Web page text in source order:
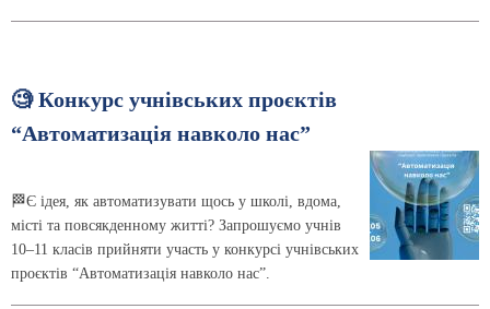
🧐 Конкурс учнівських проєктів
“Автоматизація навколо нас”
🏁Є ідея, як автоматизувати щось у школі, вдома,
місті та повсякденному житті? Запрошуємо учнів
10–11 класів прийняти участь у конкурсі учнівських
проєктів “Автоматизація навколо нас”.